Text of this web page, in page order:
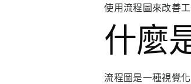
使用流程圖來改善
什麼
流程圖是一種視覺